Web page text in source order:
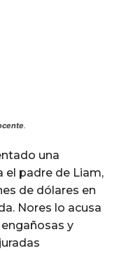
.
una
padre de Liam,
de dólares en
Nores lo acusa
y